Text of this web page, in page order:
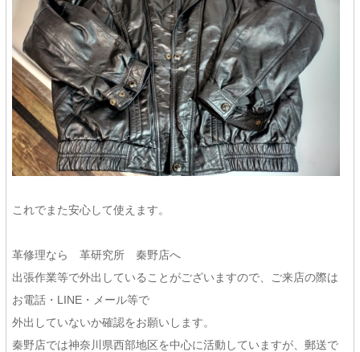
これでまた安心して使えます。
革修理なら 革研究所 秦野店へ
出張作業等で外出していることがございますので、ご来店の際は
お電話・LINE・メール等で
外出していないか確認をお願いします。
秦野店では神奈川県西部地区を中心に活動していますが、郵送で